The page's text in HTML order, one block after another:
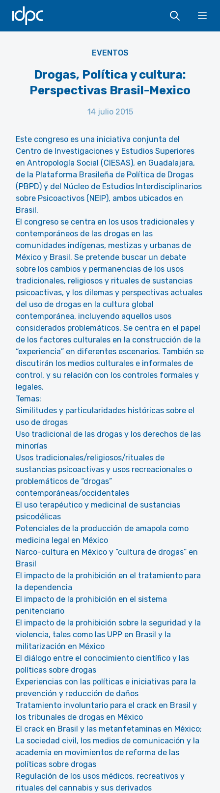
IDPC
EVENTOS
Drogas, Política y cultura:
Perspectivas Brasil-Mexico
14 julio 2015
Este congreso es una iniciativa conjunta del
Centro de Investigaciones y Estudios Superiores
en Antropología Social (CIESAS), en Guadalajara,
de la Plataforma Brasileña de Política de Drogas
(PBPD) y del Núcleo de Estudios Interdisciplinarios
sobre Psicoactivos (NEIP), ambos ubicados en
Brasil.
El congreso se centra en los usos tradicionales y
contemporáneos de las drogas en las
comunidades indígenas, mestizas y urbanas de
México y Brasil. Se pretende buscar un debate
sobre los cambios y permanencias de los usos
tradicionales, religiosos y rituales de sustancias
psicoactivas, y los dilemas y perspectivas actuales
del uso de drogas en la cultura global
contemporánea, incluyendo aquellos usos
considerados problemáticos. Se centra en el papel
de los factores culturales en la construcción de la
“experiencia” en diferentes escenarios. También se
discutirán los medios culturales e informales de
control, y su relación con los controles formales y
legales.
Temas:
Similitudes y particularidades históricas sobre el
uso de drogas
Uso tradicional de las drogas y los derechos de las
minorías
Usos tradicionales/religiosos/rituales de
sustancias psicoactivas y usos recreacionales o
problemáticos de “drogas”
contemporáneas/occidentales
El uso terapéutico y medicinal de sustancias
psicodélicas
Potenciales de la producción de amapola como
medicina legal en México
Narco-cultura en México y “cultura de drogas” en
Brasil
El impacto de la prohibición en el tratamiento para
la dependencia
El impacto de la prohibición en el sistema
penitenciario
El impacto de la prohibición sobre la seguridad y la
violencia, tales como las UPP en Brasil y la
militarización en México
El diálogo entre el conocimiento científico y las
políticas sobre drogas
Experiencias con las políticas e iniciativas para la
prevención y reducción de daños
Tratamiento involuntario para el crack en Brasil y
los tribunales de drogas en México
El crack en Brasil y las metanfetaminas en México;
La sociedad civil, los medios de comunicación y la
academia en movimientos de reforma de las
políticas sobre drogas
Regulación de los usos médicos, recreativos y
rituales del cannabis y sus derivados